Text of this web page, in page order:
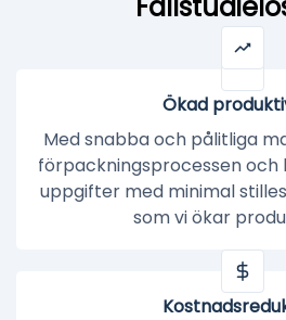
Ökad
Med snabba och pålitliga
förpackningsprocessen
uppgifter med minimal
som vi ökar